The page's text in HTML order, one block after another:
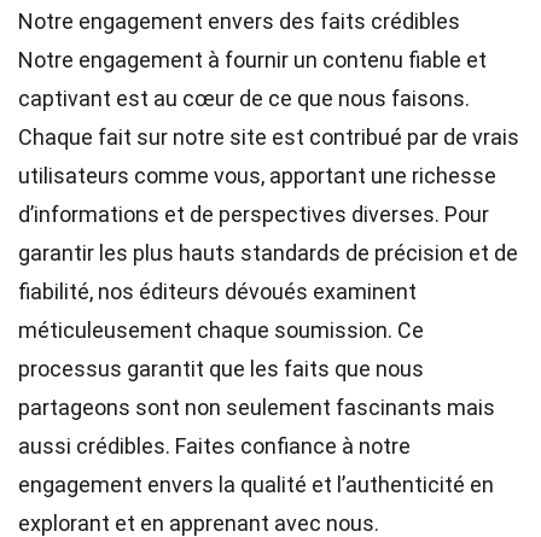
Notre engagement envers des faits crédibles
Notre engagement à fournir un contenu fiable et
captivant est au cœur de ce que nous faisons.
Chaque fait sur notre site est contribué par de vrais
utilisateurs comme vous, apportant une richesse
d’informations et de perspectives diverses. Pour
garantir les plus hauts standards de précision et de
fiabilité, nos éditeurs dévoués examinent
méticuleusement chaque soumission. Ce
processus garantit que les faits que nous
partageons sont non seulement fascinants mais
aussi crédibles. Faites confiance à notre
engagement envers la qualité et l’authenticité en
explorant et en apprenant avec nous.